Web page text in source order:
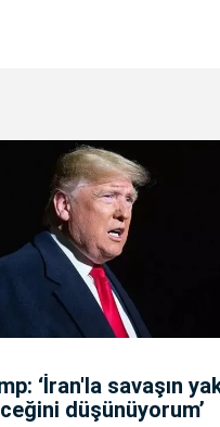
‘İran'la savaşın
düşünüyorum’